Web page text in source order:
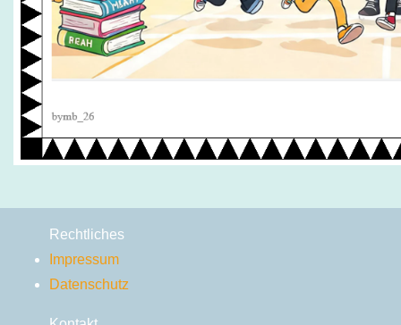
Rechtliches
Impressum
Datenschutz